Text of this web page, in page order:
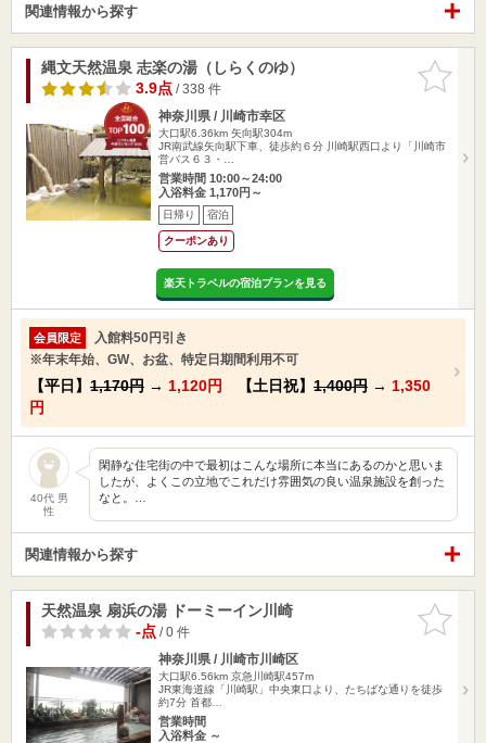
関連情報から探す
お気に入
りに追加
縄文天然温泉 志楽の湯（しらくのゆ）
3.9点/ 338 件
神奈川県 / 川崎市幸区
大口駅6.36km 矢向駅304m
JR南武線矢向駅下車、徒歩約６分 川崎駅西口より「川崎市
営バス６３・…
営業時間 10:00～24:00
入浴料金 1,170円～
日帰り 宿泊
クーポンあり
楽天トラベルの宿泊プランを見る
会員限定
入館料50円引き
※年末年始、GW、お盆、特定日期間利用不可
【平日】 1,170円 → 1,120円 【土日祝】 1,400円 → 1,350
円
40代 男
性
閑静な住宅街の中で最初はこんな場所に本当にあるのかと思いま
したが、よくこの立地でこれだけ雰囲気の良い温泉施設を創った
なと。…
関連情報から探す
お気に入
りに追加
天然温泉 扇浜の湯 ドーミーイン川崎
-点/ 0 件
神奈川県 / 川崎市川崎区
大口駅6.56km 京急川崎駅457m
JR東海道線「川崎駅」中央東口より、たちばな通りを徒歩
約7分 首都…
営業時間
入浴料金 ～